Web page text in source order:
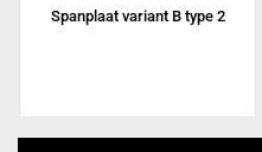
Spanplaat variant B type 2